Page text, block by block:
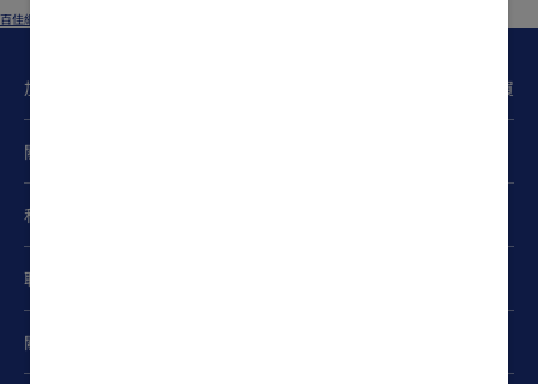
百佳網店
加入FRISO 立即購買
關注我們
私隱政策
聯絡我們
關於我們